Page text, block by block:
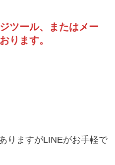
ツール、またはメー
ります。
りますがLINEがお手軽で